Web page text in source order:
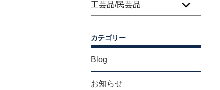
工芸品/民芸品
カテゴリー
Blog
お知らせ